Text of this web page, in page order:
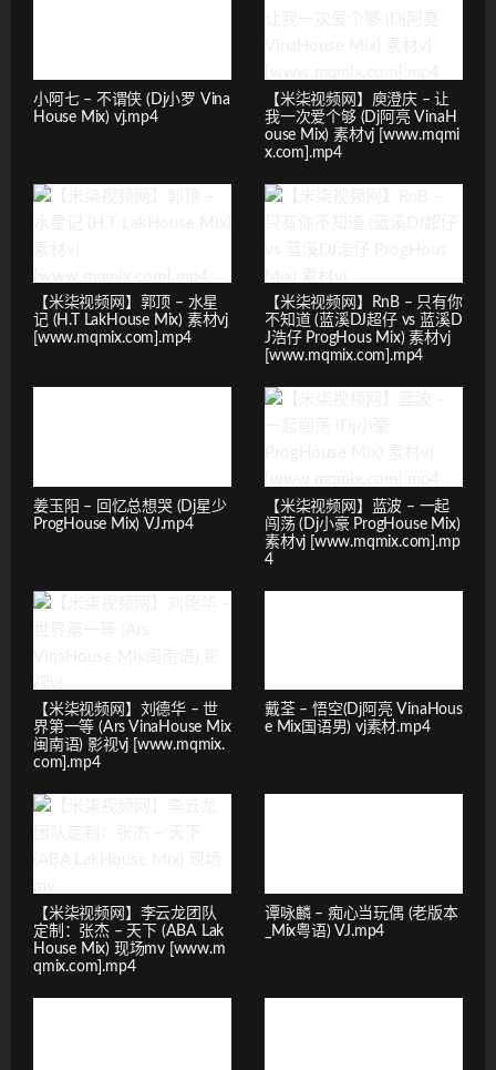
小阿七 – 不谓侠 (Dj小罗 Vina
House Mix) vj.mp4
【米柒视频网】庾澄庆 – 让
我一次爱个够 (Dj阿亮 VinaH
ouse Mix) 素材vj [www.mqmi
x.com].mp4
【米柒视频网】郭顶 – 水星
记 (H.T LakHouse Mix) 素材vj
[www.mqmix.com].mp4
【米柒视频网】RnB – 只有你
不知道 (蓝溪DJ超仔 vs 蓝溪D
J浩仔 ProgHous Mix) 素材vj
[www.mqmix.com].mp4
姜玉阳 – 回忆总想哭 (Dj星少
ProgHouse Mix) VJ.mp4
【米柒视频网】蓝波 – 一起
闯荡 (Dj小豪 ProgHouse Mix)
素材vj [www.mqmix.com].mp
4
【米柒视频网】刘德华 – 世
界第一等 (Ars VinaHouse Mix
闽南语) 影视vj [www.mqmix.
com].mp4
戴荃 – 悟空(Dj阿亮 VinaHous
e Mix国语男) vj素材.mp4
【米柒视频网】李云龙团队
定制：张杰 – 天下 (ABA Lak
House Mix) 现场mv [www.m
qmix.com].mp4
谭咏麟 – 痴心当玩偶 (老版本
_Mix粤语) VJ.mp4